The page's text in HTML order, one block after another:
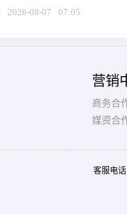
2026-08-07 07:05
营销
商务合
媒资合
客服电